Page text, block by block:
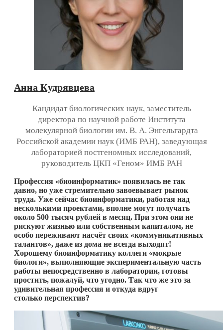
Анна Кудрявцева
Кандидат биологических наук, заместитель
директора по научной работе Института
молекулярной биологии им. В. А. Энгельгардта
Российской академии наук (ИМБ РАН), заведующая
лабораторией постгеномных исследований,
руководитель ЦКП «Геном» ИМБ РАН
Профессия «биоинформатик» появилась не так
давно, но уже стремительно завоевывает рынок
труда. Уже сейчас биоинформатики, работая над
несколькими проектами, вполне могут получать
около 500 тысяч рублей в месяц. При этом они не
рискуют жизнью или собственным капиталом, не
особо переживают насчёт своих «коммуникативных
талантов», даже из дома не всегда выходят!
Хорошему биоинформатику коллеги «мокрые
биологи», выполняющие экспериментальную часть
работы непосредственно в лаборатории, готовы
простить, пожалуй, что угодно. Так что же это за
удивительная профессия и откуда вдруг
столько перспектив?